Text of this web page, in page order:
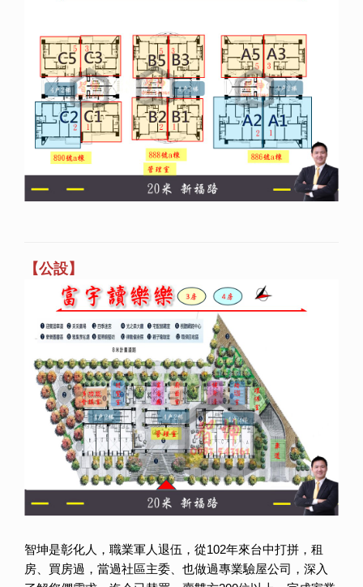
【公設】
智坤是彰化人，職業軍人退伍，從102年來台中打拼，租
房、買房過，當過社區主委、也做過專業驗屋公司，深入